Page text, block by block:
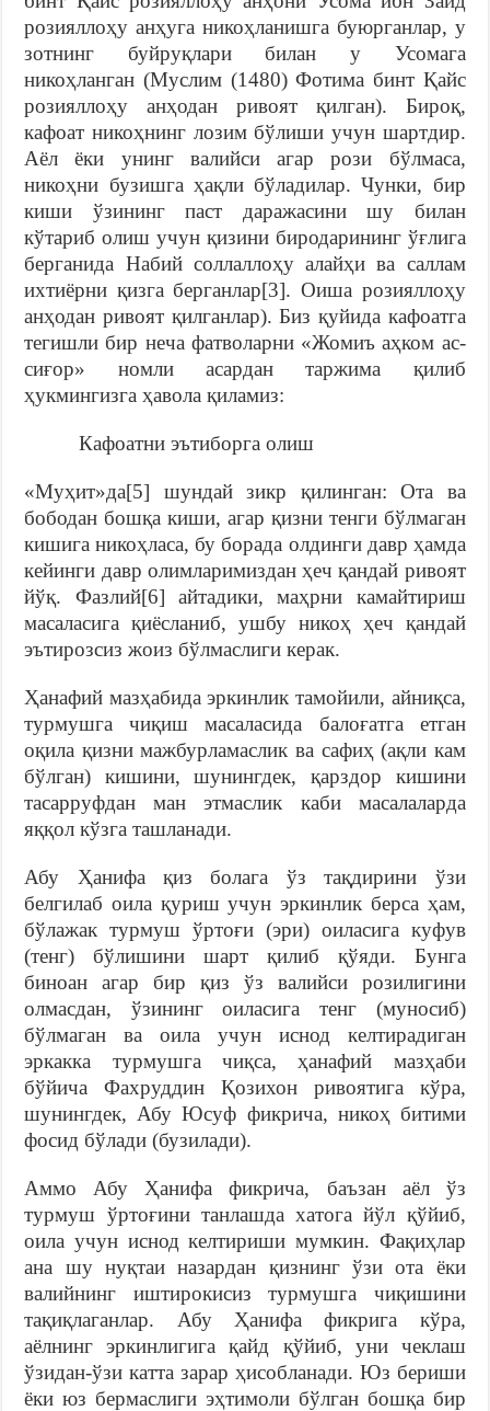
розияллоҳу анҳуга никоҳланишга буюрганлар, у
зотнинг буйруқлари билан у Усомага
никоҳланган (Муслим (1480) Фотима бинт Қайс
розияллоҳу анҳодан ривоят қилган). Бироқ,
кафоат никоҳнинг лозим бўлиши учун шартдир.
Аёл ёки унинг валийси агар рози бўлмаса,
никоҳни бузишга ҳақли бўладилар. Чунки, бир
киши ўзининг паст даражасини шу билан
кўтариб олиш учун қизини биродарининг ўғлига
берганида Набий соллаллоҳу алайҳи ва саллам
ихтиёрни қизга берганлар[3]. Оиша розияллоҳу
анҳодан ривоят қилганлар). Биз қуйида кафоатга
тегишли бир неча фатволарни «Жомиъ аҳком ас-
сиғор» номли асардан таржима қилиб
ҳукмингизга ҳавола қиламиз:
Кафоатни эътиборга олиш
«Муҳит»да[5] шундай зикр қилинган: Ота ва
бободан бошқа киши, агар қизни тенги бўлмаган
кишига никоҳласа, бу борада олдинги давр ҳамда
кейинги давр олимларимиздан ҳеч қандай ривоят
йўқ. Фазлий[6] айтадики, маҳрни камайтириш
масаласига қиёсланиб, ушбу никоҳ ҳеч қандай
эътирозсиз жоиз бўлмаслиги керак.
Ҳанафий мазҳабида эркинлик тамойили, айниқса,
турмушга чиқиш масаласида балоғатга етган
оқила қизни мажбурламаслик ва сафиҳ (ақли кам
бўлган) кишини, шунингдек, қарздор кишини
тасарруфдан ман этмаслик каби масалаларда
яққол кўзга ташланади.
Абу Ҳанифа қиз болага ўз тақдирини ўзи
белгилаб оила қуриш учун эркинлик берса ҳам,
бўлажак турмуш ўртоғи (эри) оиласига куфув
(тенг) бўлишини шарт қилиб қўяди. Бунга
биноан агар бир қиз ўз валийси розилигини
олмасдан, ўзининг оиласига тенг (муносиб)
бўлмаган ва оила учун иснод келтирадиган
эркакка турмушга чиқса, ҳанафий мазҳаби
бўйича Фахруддин Қозихон ривоятига кўра,
шунингдек, Абу Юсуф фикрича, никоҳ битими
фосид бўлади (бузилади).
Аммо Абу Ҳанифа фикрича, баъзан аёл ўз
турмуш ўртоғини танлашда хатога йўл қўйиб,
оила учун иснод келтириши мумкин. Фақиҳлар
ана шу нуқтаи назардан қизнинг ўзи ота ёки
валийнинг иштирокисиз турмушга чиқишини
тақиқлаганлар. Абу Ҳанифа фикрига кўра,
аёлнинг эркинлигига қайд қўйиб, уни чеклаш
ўзидан-ўзи катта зарар ҳисобланади. Юз бериши
ёки юз бермаслиги эҳтимоли бўлган бошқа бир